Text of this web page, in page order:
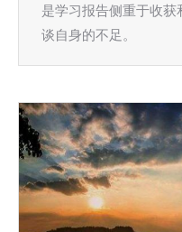
是学习报告侧重于收
谈自身的不足。